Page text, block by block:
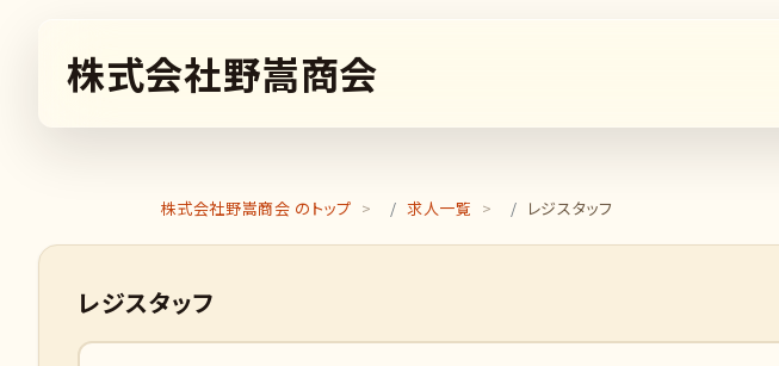
株式会社野嵩商会
株式会社野嵩商会 のトップ 求人一覧 レジスタッフ
レジスタッフ